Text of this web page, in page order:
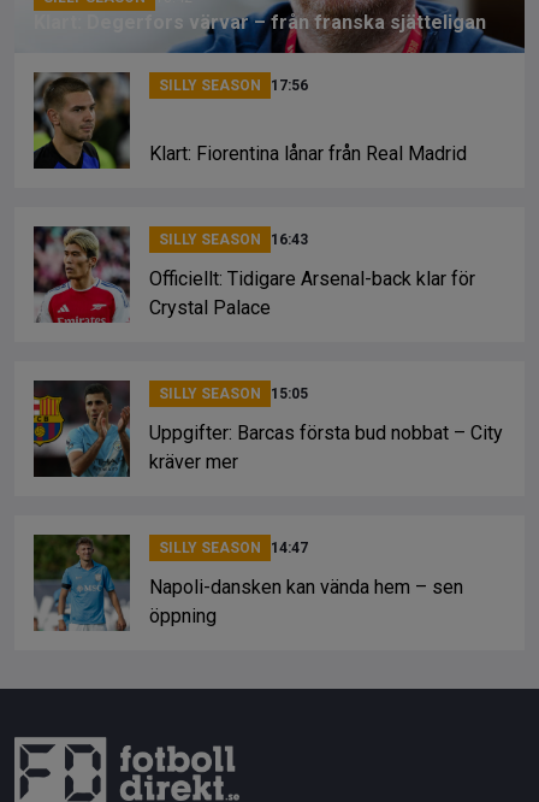
Klart: Degerfors värvar – från franska sjätteligan
SILLY SEASON 17:56
Klart: Fiorentina lånar från Real Madrid
SILLY SEASON 16:43
Officiellt: Tidigare Arsenal-back klar för
Crystal Palace
SILLY SEASON 15:05
Uppgifter: Barcas första bud nobbat – City
kräver mer
SILLY SEASON 14:47
Napoli-dansken kan vända hem – sen
öppning